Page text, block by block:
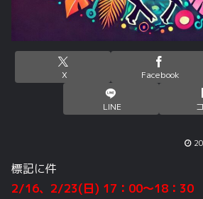
X Facebook
LINE
標記に件
2/16、2/23(日) 17：00～18：30